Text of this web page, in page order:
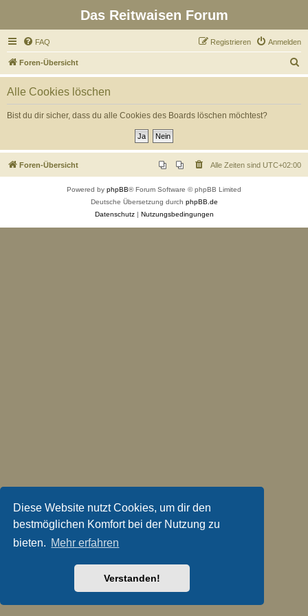
Diese Website nutzt Cookies, um dir den
bestmöglichen Komfort bei der Nutzung zu
bieten. Mehr erfahren
Verstanden!
Das Reitwaisen Forum
FAQ Anmelden
Registrieren
Foren-Übersicht
u
Alle Cookies löschen
Bist du dir sicher, dass du alle Cookies des Boards löschen möchtest?
Foren-Übersicht Alle Zeiten sind UTC+02:00
Powered by phpBB® Forum Software © phpBB Limited
Deutsche Übersetzung durch phpBB.de
Datenschutz| Nutzungsbedingungen